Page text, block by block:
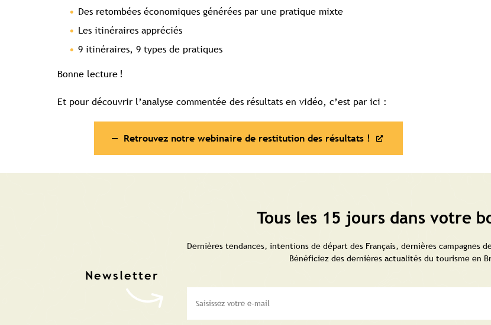
Des retombées économiques générées par une pratique mixte
Les itinéraires appréciés
9 itinéraires, 9 types de pratiques
Bonne lecture !
Et pour découvrir l’analyse commentée des résultats en vidéo, c’est par ici :
Retrouvez notre webinaire de restitution des résultats !
Tous les 15 jours dans votre
Dernières tendances, intentions de départ des Français, dernières campagnes
Bénéficiez des dernières actualités du tourisme en